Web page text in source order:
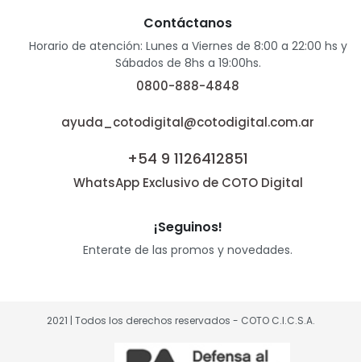
Contáctanos
Horario de atención: Lunes a Viernes de 8:00 a 22:00 hs y
Sábados de 8hs a 19:00hs.
0800-888-4848
ayuda_cotodigital@cotodigital.com.ar
+54 9 1126412851
WhatsApp Exclusivo de COTO Digital
¡Seguinos!
Enterate de las promos y novedades.
2021 | Todos los derechos reservados - COTO C.I.C.S.A.